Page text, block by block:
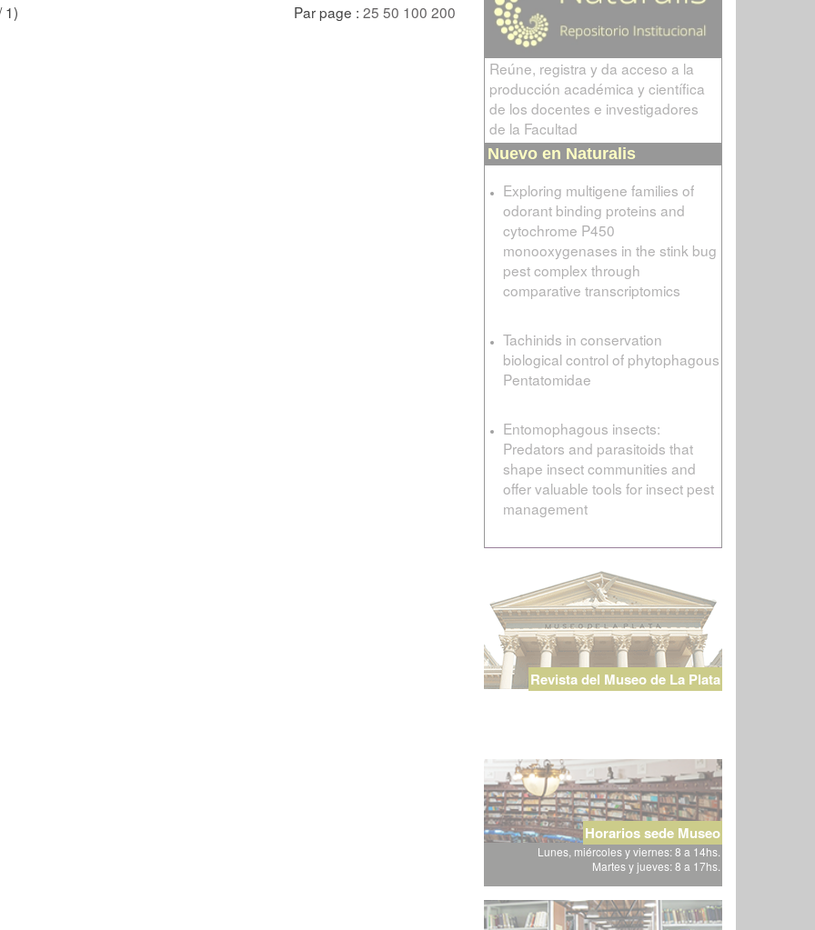
1) Par page : 25 50 100 200
Reúne, registra y da acceso a la
producción académica y científica
de los docentes e investigadores
de la Facultad
Nuevo en Naturalis
Exploring multigene families of
odorant binding proteins and
cytochrome P450
monooxygenases in the stink bug
pest complex through
comparative transcriptomics
Tachinids in conservation
biological control of phytophagous
Pentatomidae
Entomophagous insects:
Predators and parasitoids that
shape insect communities and
offer valuable tools for insect pest
management
Revista del Museo de La Plata
Horarios sede Museo
Lunes, miércoles y viernes: 8 a 14hs.
Martes y jueves: 8 a 17hs.